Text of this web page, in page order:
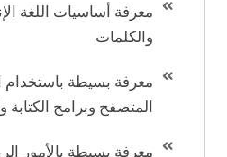
معرفة أساسيات اللغة
والكلمات
معرفة بسيطة باستخدام
المتصفح وبرامج الكتابة
معرفة بسيطة بالأمور